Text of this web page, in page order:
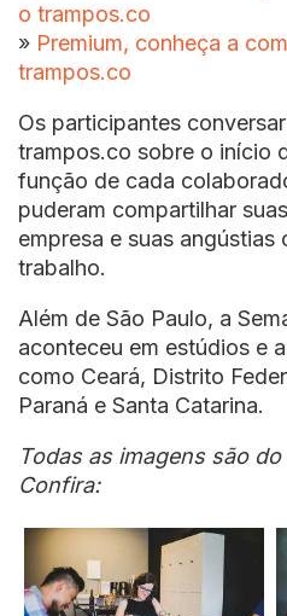
o trampos.co
» Premium, conheça a
trampos.co
Os participantes
trampos.co sobre o início
função de cada
puderam compartilhar
empresa e suas
trabalho.
Além de São Paulo, a
aconteceu em estúdios e
como Ceará, Distrito
Paraná e Santa Catarina.
Todas as imagens são
Confira: